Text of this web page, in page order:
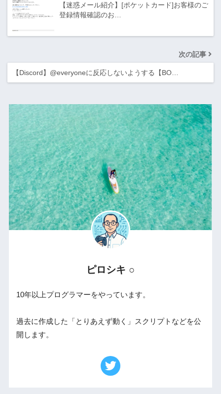
【迷惑メール紹介】[ポケットカード]お客様のご
登録情報確認のお…
次の記事
【Discord】@everyoneに反応しないようする【BO…
ピロシキ ○
10年以上プログラマーをやっています。
過去に作成した「とりあえず動く」スクリプトなどを公
開します。